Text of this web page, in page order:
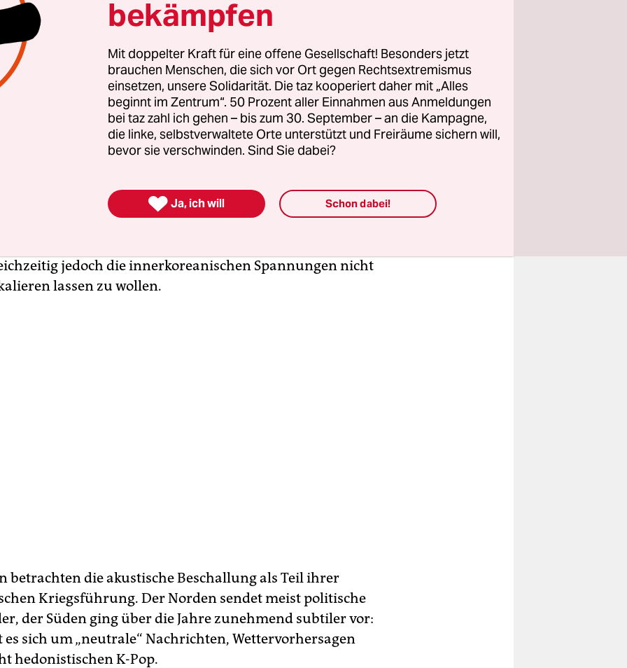
Gipfeltreffens am Freitag guten Willen zeigen:
dass die Entscheidung dazu führen wird, dass beide Seiten
Propaganda aufhören werden“, sagte Seouls
Choi Hoi Hyun.
waren die Propagandalautsprecher stets ein
Gradmesser für die politischen Beziehungen zwischen
nordkoreanische Landmine zwei Soldaten schwer
jedoch die innerkoreanischen Spannungen nicht
lassen zu wollen.
betrachten die akustische Beschallung als Teil ihrer
Kriegsführung. Der Norden sendet meist politische
der Süden ging über die Jahre zunehmend subtiler vor:
sich um „neutrale“ Nachrichten, Wettervorhersagen
hedonistischen K-Pop.
bekämpfen
Mit doppelter Kraft für eine offene Gesellschaft! Besonders jetzt
brauchen Menschen, die sich vor Ort gegen Rechtsextremismus
einsetzen, unsere Solidarität. Die taz kooperiert daher mit „Alles
beginnt im Zentrum“. 50 Prozent aller Einnahmen aus Anmeldungen
bei taz zahl ich gehen – bis zum 30. September – an die Kampagne,
die linke, selbstverwaltete Orte unterstützt und Freiräume sichern will,
bevor sie verschwinden. Sind Sie dabei?
 Ja, ich will Schon dabei!